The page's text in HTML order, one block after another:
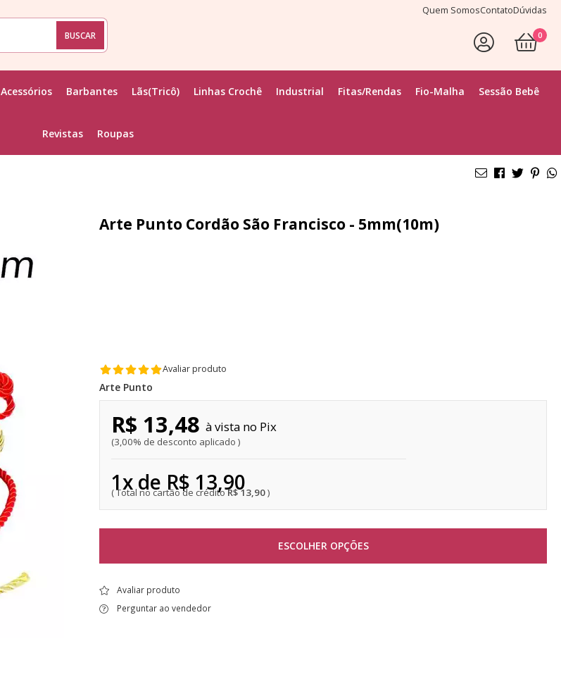
Quem SomosContatoDúvidas
BUSCAR 0
Acessórios Barbantes Lãs(Tricô) Linhas Crochê Industrial Fitas/Rendas Fio-Malha Sessão Bebê
Revistas Roupas
Arte Punto Cordão São Francisco - 5mm(10m)
Avaliar produto
Arte Punto
R$ 13,90
1x de R$ 13,90
R$ 13,48
3,00% de desconto aplicado
Pix
ESCOLHER OPÇÕES
Avaliar produto
Perguntar ao vendedor